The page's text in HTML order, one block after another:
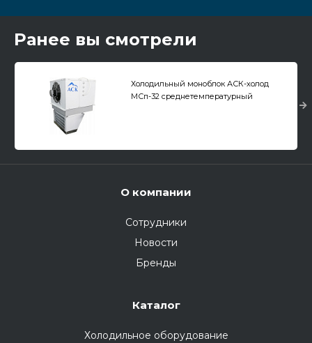
Ранее вы смотрели
Холодильный моноблок АСК-холод
МСп-32 среднетемпературный
О компании
Сотрудники
Новости
Бренды
Каталог
Холодильное оборудование